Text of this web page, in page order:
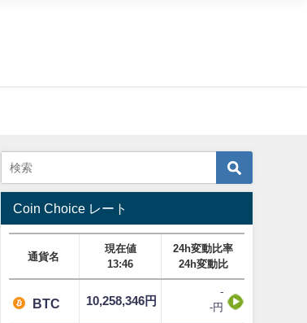
Coin Choice レート
通貨名
現在値
13:46
24h変動比率
24h変動比
BTC 10,258,346円
-
-円